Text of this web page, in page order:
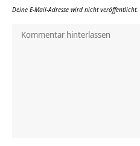
Deine E-Mail-Adresse wird nicht veröffentlicht.